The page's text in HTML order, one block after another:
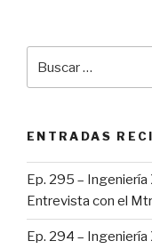
ENTRADAS
Ep. 295 – Ingeniería
Entrevista con el
Ep. 294 –